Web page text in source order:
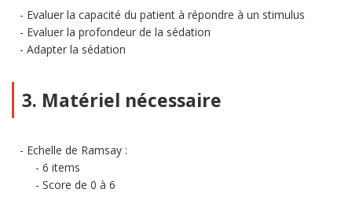
Evaluer la capacité du patient à répondre à un stimulus
Evaluer la profondeur de la sédation
Adapter la sédation
3. Matériel nécessaire
Echelle de Ramsay :
6 items
Score de 0 à 6